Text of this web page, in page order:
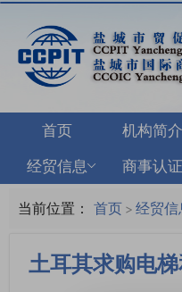
首页 机构简介
经贸信息
商事认证
当前位置： 首页 > 经贸信
土耳其求购电